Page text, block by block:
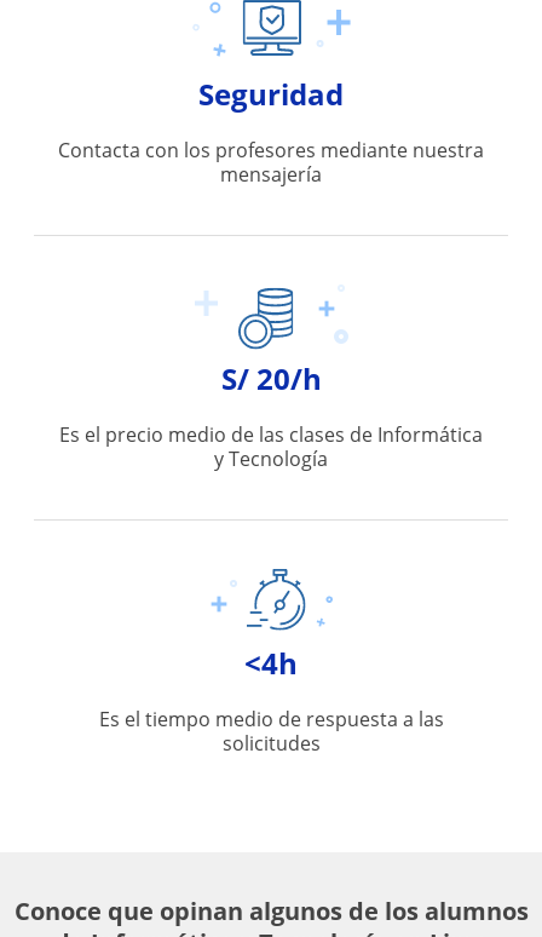
Seguridad
Contacta con los profesores mediante nuestra
mensajería
S/ 20/h
Es el precio medio de las clases de Informática
y Tecnología
<4h
Es el tiempo medio de respuesta a las
solicitudes
Conoce que opinan algunos de los alumnos